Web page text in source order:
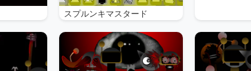
スプルンキマスタード